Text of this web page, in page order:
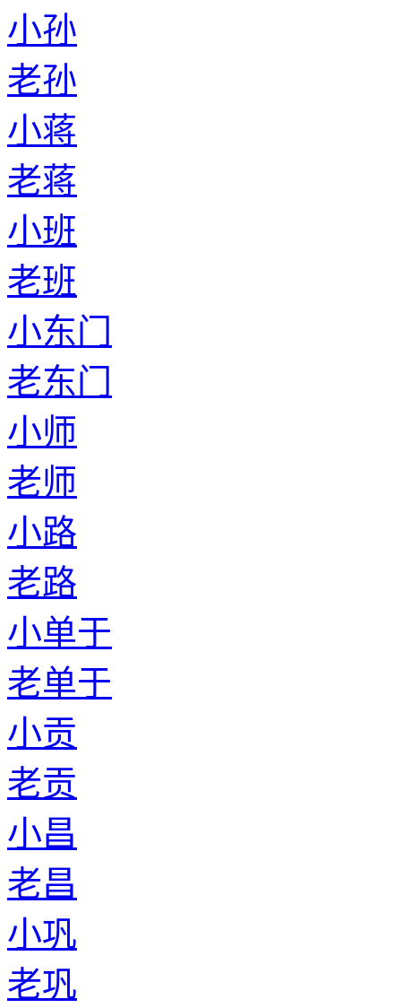
小孙
老孙
小蒋
老蒋
小班
老班
小东门
老东门
小师
老师
小路
老路
小单于
老单于
小贡
老贡
小昌
老昌
小巩
老巩